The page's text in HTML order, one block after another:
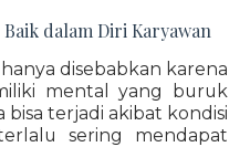
dalam Diri Karyawan
disebabkan karena
mental yang buruk
bisa terjadi akibat kondisi
sering mendapat